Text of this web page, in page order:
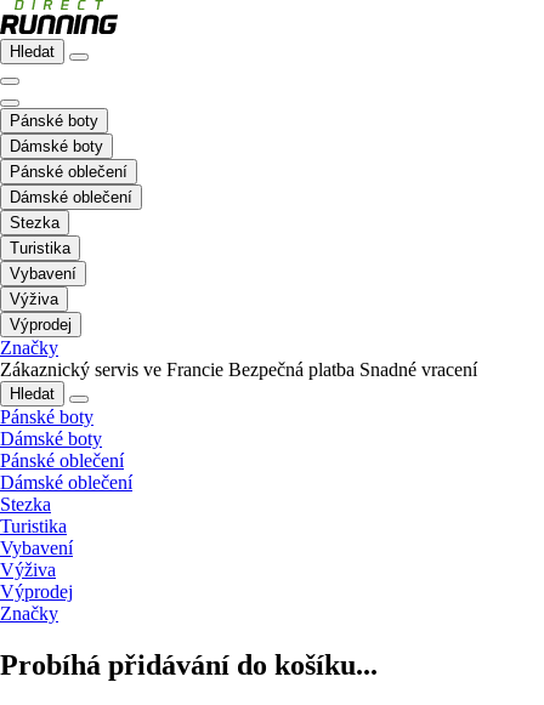
Hledat
Pánské boty
Dámské boty
Pánské oblečení
Dámské oblečení
Stezka
Turistika
Vybavení
Výživa
Výprodej
Značky
Zákaznický servis ve Francie Bezpečná platba Snadné vracení
Hledat
Pánské boty
Dámské boty
Pánské oblečení
Dámské oblečení
Stezka
Turistika
Vybavení
Výživa
Výprodej
Značky
Probíhá přidávání do košíku...